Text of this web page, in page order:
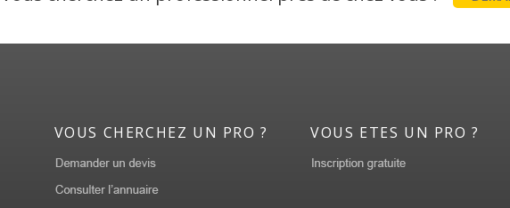
VOUS CHERCHEZ UN PRO ? VOUS ETES UN PRO ?